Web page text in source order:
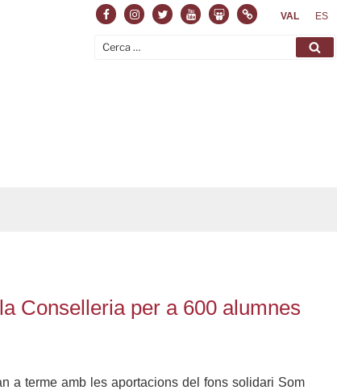
FacebookInstagram
TwitterYoutubeSlideshare
NormasVAL ES
Cerca:
Conselleria per a 600 alumnes
a terme amb les aportacions del fons solidari Som